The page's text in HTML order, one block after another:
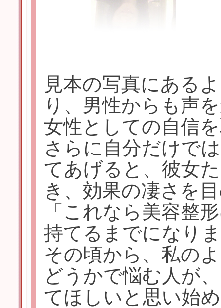
見本の写真にある
り、男性からも声
女性としての自信
さらに自分だけで
てあげると、彼女
き、効果の凄さを
「これなら美容整
持てるまでになり
その頃から、私の
どうかで悩む人が
てほしいと思い始